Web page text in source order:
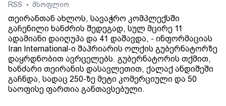
RSS
• მსოფლიო
თეირანთან ახლოს, სავაჭრო კომპლექსში
გაჩენილი ხანძრის შედეგად, სულ მცირე 11
ადამიანი დაიღუპა და 41 დაშავდა, - ინფორმაციას
Iran International-ი შაჰრიარის ოლქის გუბერნატორზე
დაყრდნობით ავრცელებს. გუბერნატორის თქმით,
ხანძარი თეირანის დასავლეთით, ქალაქ ანდიშეში
გაჩნდა, სადაც 250-ზე მეტი კომერციული და 50
საოფისე ფართია განთავსებული.